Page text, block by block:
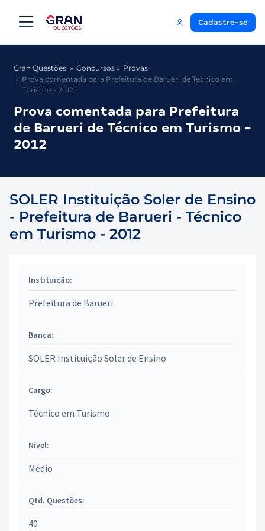
Cadastre-se
Gran Questões Concursos
Provas
Prova comentada para Prefeitura de Barueri de Técnico em
Turismo - 2012
Prova comentada para Prefeitura
de Barueri de Técnico em Turismo -
2012
SOLER Instituição Soler de Ensino
- Prefeitura de Barueri - Técnico
em Turismo - 2012
Instituição:
Prefeitura de Barueri
Banca:
SOLER Instituição Soler de Ensino
Cargo:
Técnico em Turismo
Nível:
Médio
Qtd. Questões:
40